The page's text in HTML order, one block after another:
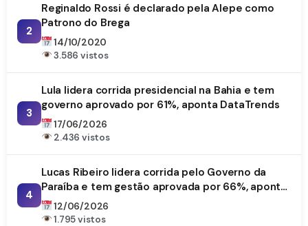
2
Reginaldo Rossi é declarado pela Alepe como
Patrono do Brega
14/10/2020
3.586 vistos
3
Lula lidera corrida presidencial na Bahia e tem
governo aprovado por 61%, aponta DataTrends
17/06/2026
2.436 vistos
4
Lucas Ribeiro lidera corrida pelo Governo da
Paraíba e tem gestão aprovada por 66%, aponta
DataTrends
12/06/2026
1.795 vistos